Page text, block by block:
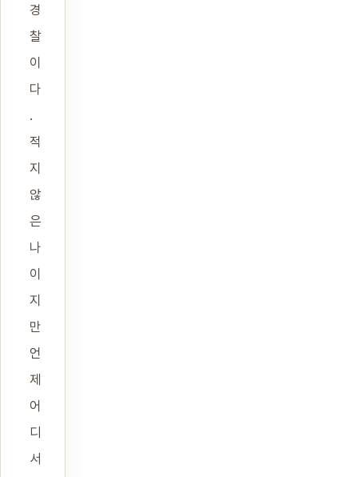
경
찰
이
다
.
적
지
않
은
나
이
지
만
언
제
어
디
서